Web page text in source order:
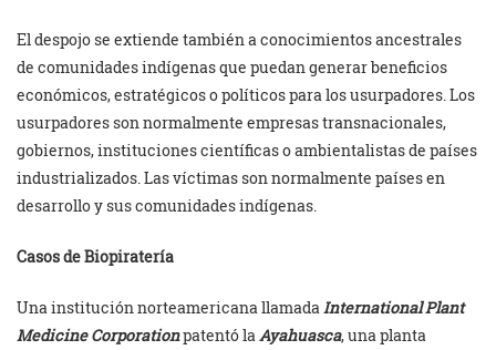
El despojo se extiende también a conocimientos ancestrales
de comunidades indígenas que puedan generar beneficios
económicos, estratégicos o políticos para los usurpadores. Los
usurpadores son normalmente empresas transnacionales,
gobiernos, instituciones científicas o ambientalistas de países
industrializados. Las víctimas son normalmente países en
desarrollo y sus comunidades indígenas.
Casos de Biopiratería
Una institución norteamericana llamadaInternational Plant
Medicine Corporationpatentó laAyahuasca, una planta